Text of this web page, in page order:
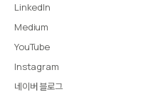
LinkedIn
Medium
YouTube
Instagram
네이버 블로그